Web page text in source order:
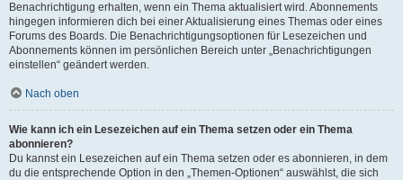
Benachrichtigung erhalten, wenn ein Thema aktualisiert wird. Abonnements
hingegen informieren dich bei einer Aktualisierung eines Themas oder eines
Forums des Boards. Die Benachrichtigungsoptionen für Lesezeichen und
Abonnements können im persönlichen Bereich unter „Benachrichtigungen
einstellen“ geändert werden.
Nach oben
Wie kann ich ein Lesezeichen auf ein Thema setzen oder ein Thema
abonnieren?
Du kannst ein Lesezeichen auf ein Thema setzen oder es abonnieren, in dem
du die entsprechende Option in den „Themen-Optionen“ auswählst, die sich